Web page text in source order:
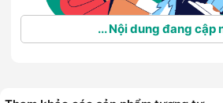
... Nội dung đang cập